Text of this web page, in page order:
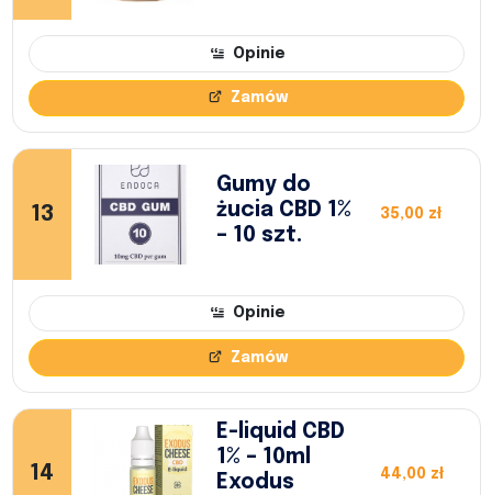
Opinie
Zamów
13
Gumy do
żucia CBD 1%
– 10 szt.
35,00 zł
Opinie
Zamów
14
E-liquid CBD
1% – 10ml
Exodus
44,00 zł